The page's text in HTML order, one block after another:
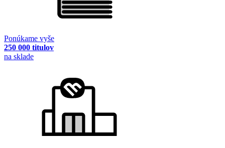
Ponúkame vyše
250 000 titulov
na sklade